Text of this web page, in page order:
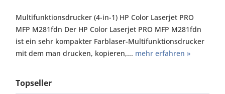
Multifunktionsdrucker (4-in-1) HP Color Laserjet PRO
MFP M281fdn Der HP Color Laserjet PRO MFP M281fdn
ist ein sehr kompakter Farblaser-Multifunktionsdrucker
mit dem man drucken, kopieren,... mehr erfahren »
Topseller